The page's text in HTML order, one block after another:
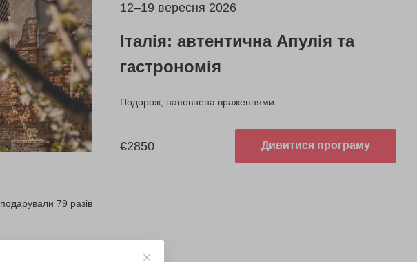
подарували 79 разів
12–19 вересня 2026
Італія: автентична Апулія та
гастрономія
Подорож, наповнена враженнями
€2850 Дивитися програму